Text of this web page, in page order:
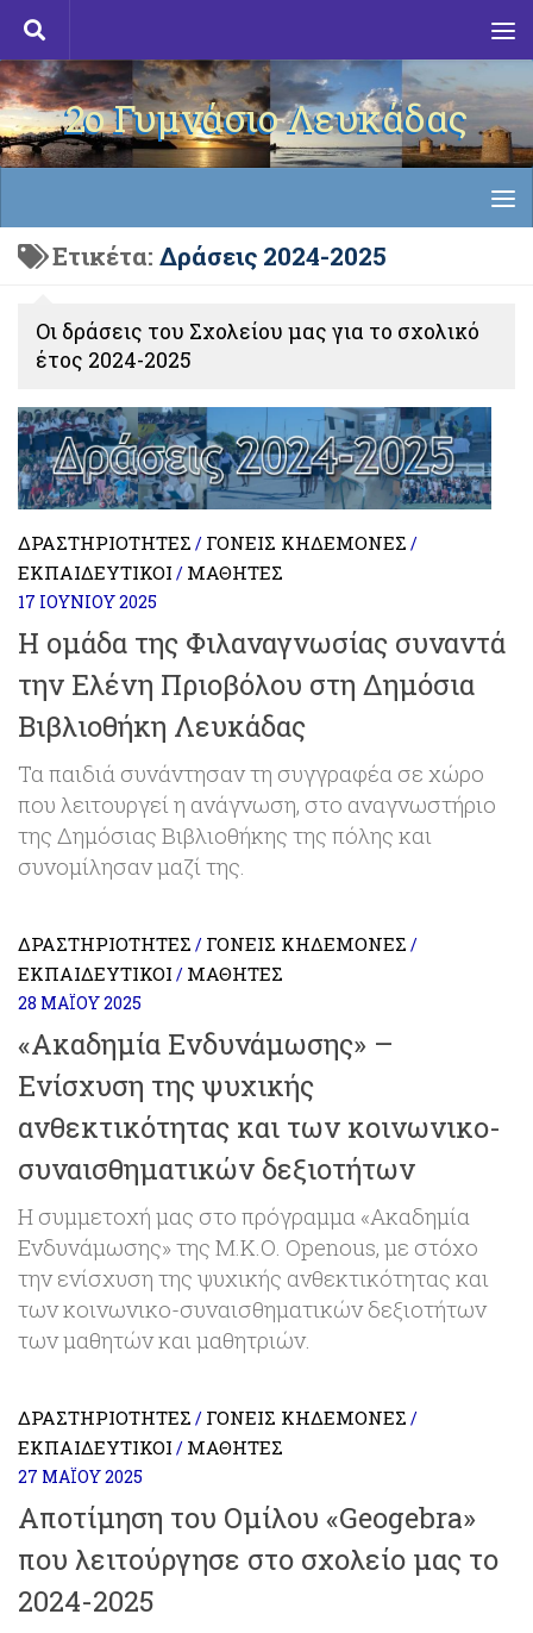
Skip to content
2ο Γυμνάσιο Λευκάδας
Ετικέτα: Δράσεις 2024-2025
Οι δράσεις του Σχολείου μας για το σχολικό
έτος 2024-2025
ΔΡΑΣΤΗΡΙΌΤΗΤΕΣ / ΓΟΝΕΊΣ ΚΗΔΕΜΌΝΕΣ /
ΕΚΠΑΙΔΕΥΤΙΚΟΊ / ΜΑΘΗΤΈΣ
17 ΙΟΥΝΊΟΥ 2025
Η ομάδα της Φιλαναγνωσίας συναντά
την Ελένη Πριοβόλου στη Δημόσια
Βιβλιοθήκη Λευκάδας
Τα παιδιά συνάντησαν τη συγγραφέα σε χώρο
που λειτουργεί η ανάγνωση, στο αναγνωστήριο
της Δημόσιας Βιβλιοθήκης της πόλης και
συνομίλησαν μαζί της.
ΔΡΑΣΤΗΡΙΌΤΗΤΕΣ / ΓΟΝΕΊΣ ΚΗΔΕΜΌΝΕΣ /
ΕΚΠΑΙΔΕΥΤΙΚΟΊ / ΜΑΘΗΤΈΣ
28 ΜΑΪ́ΟΥ 2025
«Ακαδημία Ενδυνάμωσης» –
Ενίσχυση της ψυχικής
ανθεκτικότητας και των κοινωνικο-
συναισθηματικών δεξιοτήτων
Η συμμετοχή μας στο πρόγραμμα «Ακαδημία
Ενδυνάμωσης» της Μ.Κ.Ο. Openous, με στόχο
την ενίσχυση της ψυχικής ανθεκτικότητας και
των κοινωνικο-συναισθηματικών δεξιοτήτων
των μαθητών και μαθητριών.
ΔΡΑΣΤΗΡΙΌΤΗΤΕΣ / ΓΟΝΕΊΣ ΚΗΔΕΜΌΝΕΣ /
ΕΚΠΑΙΔΕΥΤΙΚΟΊ / ΜΑΘΗΤΈΣ
27 ΜΑΪ́ΟΥ 2025
Aποτίμηση του Ομίλου «Geogebra»
που λειτούργησε στο σχολείο μας το
2024-2025